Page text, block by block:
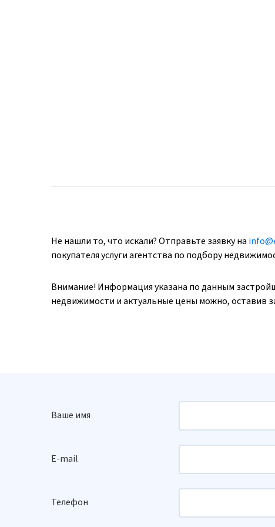
Не нашли то, что искали? Отправьте заявку на
покупателя услуги агентства по подбору
Внимание! Информация указана по данным
недвижимости и актуальные цены можно, оставив
Ваше имя
E-mail
Телефон